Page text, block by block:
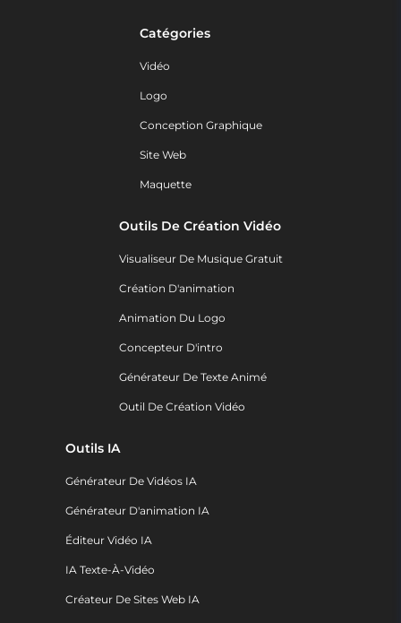
Catégories
Vidéo
Logo
Conception Graphique
Site Web
Maquette
Outils De Création Vidéo
Visualiseur De Musique Gratuit
Création D'animation
Animation Du Logo
Concepteur D'intro
Générateur De Texte Animé
Outil De Création Vidéo
Outils IA
Générateur De Vidéos IA
Générateur D'animation IA
Éditeur Vidéo IA
IA Texte-À-Vidéo
Créateur De Sites Web IA